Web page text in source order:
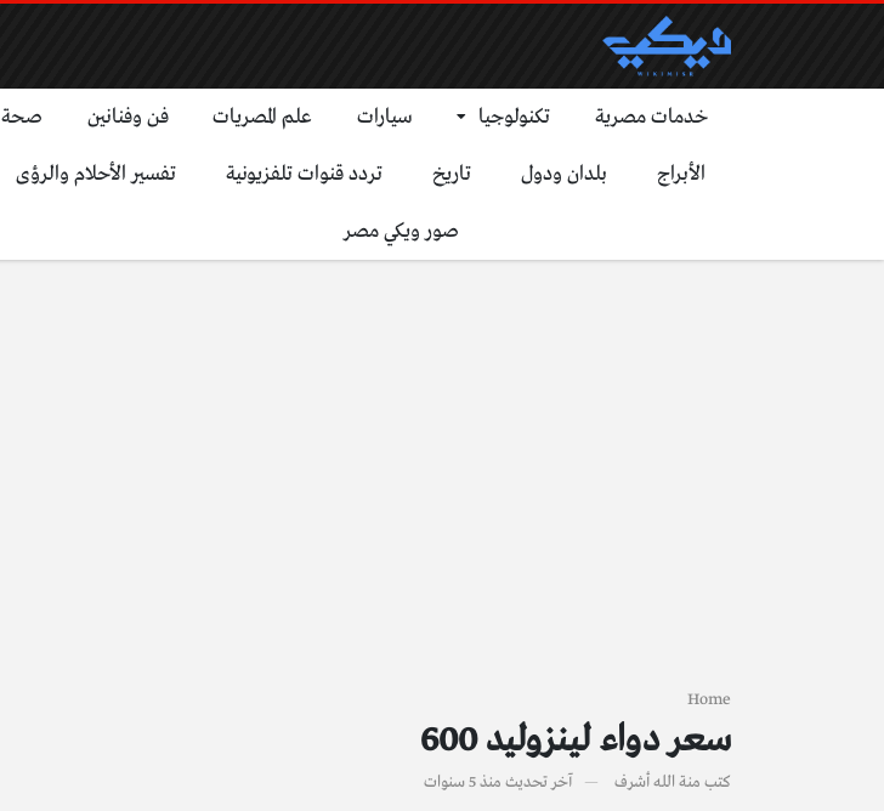
خدمات مصرية تكنولوجيا سيارات علم المصريات فن وفنانين صحة
الأبراج بلدان ودول تاريخ تردد قنوات تلفزيونية تفسير الأحلام والرؤى
صور ويكي مصر
Home
سعر دواء لينزوليد 600
كتب منة الله أشرف آخر تحديث منذ 5 سنوات